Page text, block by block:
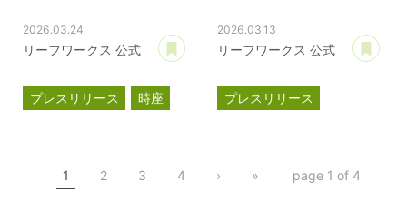
2026.03.24
リーフワークス 公式
あとで読む
プレスリリース
時座
クラウドファンディング
2026.03.13
リーフワークス 公式
プレスリリース
1
2 3 4 › » page 1 of 4